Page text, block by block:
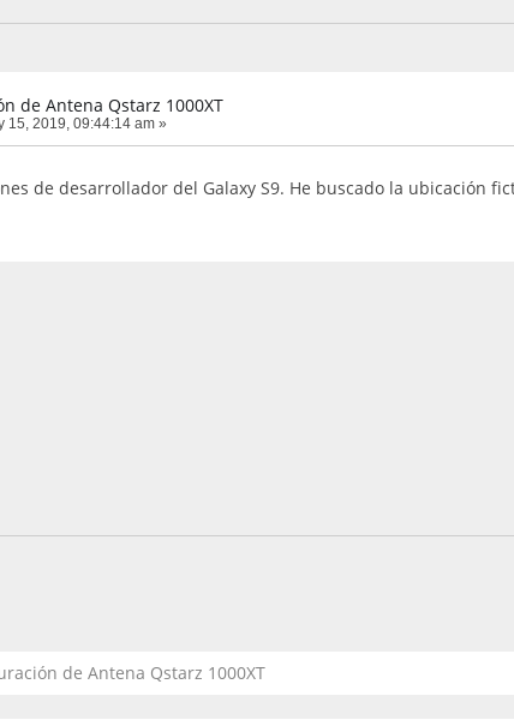
de Antena Qstarz 1000XT
15, 2019, 09:44:14 am »
de desarrollador del Galaxy S9. He buscado la ubicación
de Antena Qstarz 1000XT